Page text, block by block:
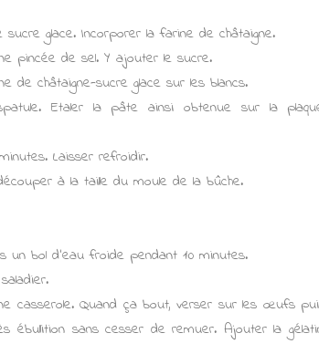
glace. Incorporer la farine de châtaigne.
pincée de sel. Y ajouter le sucre.
de châtaigne-sucre glace sur les blancs.
Etaler la pâte ainsi obtenue sur la
Laisser refroidir.
à la taille du moule de la bûche.
un bol d'eau froide pendant 10 minutes.
casserole. Quand ça bout, verser sur les œufs
sans cesser de remuer. Ajouter la